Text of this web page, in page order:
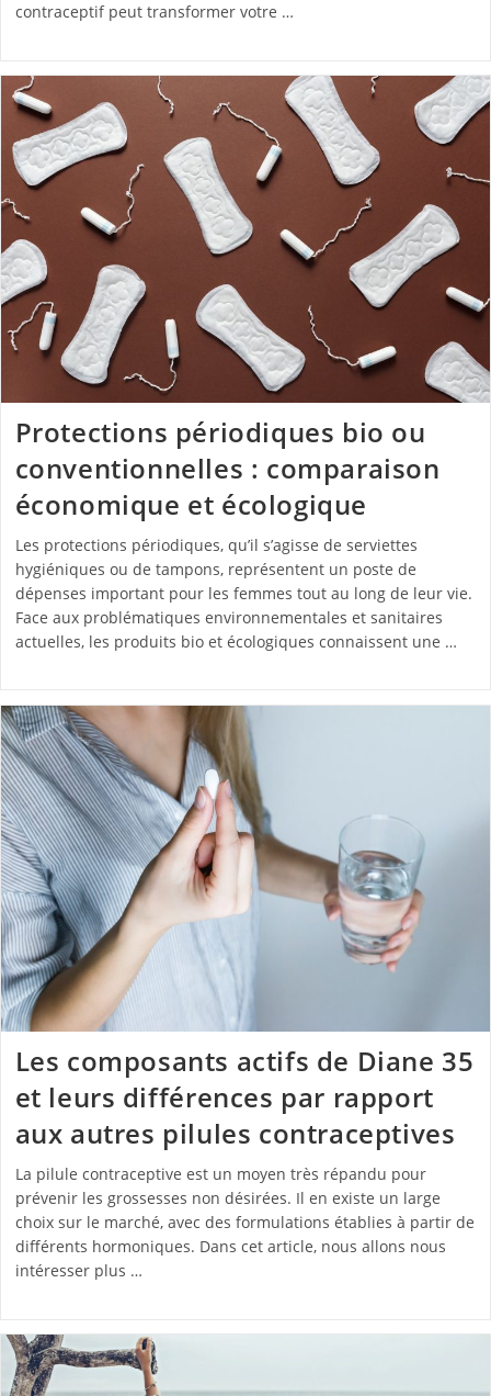
contraceptif peut transformer votre …
Protections périodiques bio ou
conventionnelles : comparaison
économique et écologique
Les protections périodiques, qu’il s’agisse de serviettes
hygiéniques ou de tampons, représentent un poste de
dépenses important pour les femmes tout au long de leur vie.
Face aux problématiques environnementales et sanitaires
actuelles, les produits bio et écologiques connaissent une …
Les composants actifs de Diane 35
et leurs différences par rapport
aux autres pilules contraceptives
La pilule contraceptive est un moyen très répandu pour
prévenir les grossesses non désirées. Il en existe un large
choix sur le marché, avec des formulations établies à partir de
différents hormoniques. Dans cet article, nous allons nous
intéresser plus …